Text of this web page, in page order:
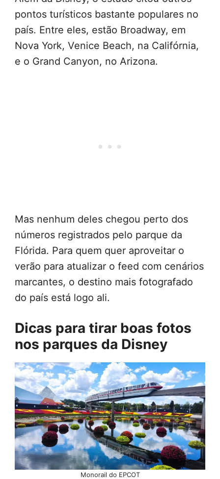
pontos turísticos bastante populares no
país. Entre eles, estão Broadway, em
Nova York, Venice Beach, na Califórnia,
e o Grand Canyon, no Arizona.
Mas nenhum deles chegou perto dos
números registrados pelo parque da
Flórida. Para quem quer aproveitar o
verão para atualizar o feed com cenários
marcantes, o destino mais fotografado
do país está logo ali.
Dicas para tirar boas fotos
nos parques da Disney
Monorail do EPCOT